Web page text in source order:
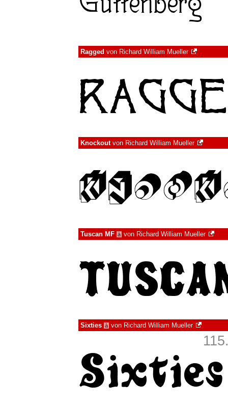
Ragged von Richard William Mueller
Knockoutvon Richard William Mueller
Tuscan MF à von Richard William Mueller
Sixties à von Richard William Mueller